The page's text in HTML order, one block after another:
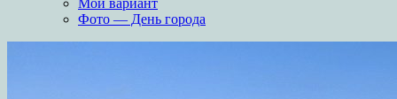
Фото — День города